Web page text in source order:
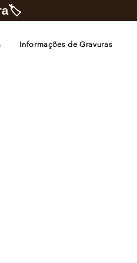
Informações de Gravuras